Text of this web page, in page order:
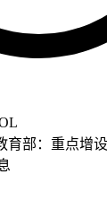
育部：重点增